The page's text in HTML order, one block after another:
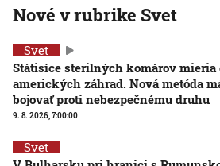
Nové v rubrike Svet
Svet
Státisíce sterilných komárov mieria
amerických záhrad. Nová metóda
bojovať proti nebezpečnému druhu
9. 8. 2026, 7:00:00
Svet